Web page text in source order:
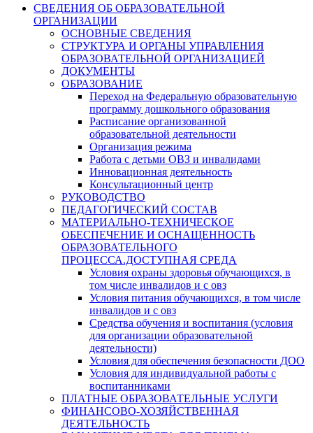
СВЕДЕНИЯ ОБ ОБРАЗОВАТЕЛЬНОЙ
ОРГАНИЗАЦИИ
ОСНОВНЫЕ СВЕДЕНИЯ
СТРУКТУРА И ОРГАНЫ УПРАВЛЕНИЯ
ОБРАЗОВАТЕЛЬНОЙ ОРГАНИЗАЦИЕЙ
ДОКУМЕНТЫ
ОБРАЗОВАНИЕ
Переход на Федеральную образовательную
программу дошкольного образования
Расписание организованной
образовательной деятельности
Организация режима
Работа с детьми ОВЗ и инвалидами
Инновационная деятельность
Консультационный центр
РУКОВОДСТВО
ПЕДАГОГИЧЕСКИЙ СОСТАВ
МАТЕРИАЛЬНО-ТЕХНИЧЕСКОЕ
ОБЕСПЕЧЕНИЕ И ОСНАЩЕННОСТЬ
ОБРАЗОВАТЕЛЬНОГО
ПРОЦЕССА.ДОСТУПНАЯ СРЕДА
Условия охраны здоровья обучающихся, в
том числе инвалидов и с овз
Условия питания обучающихся, в том числе
инвалидов и с овз
Средства обучения и воспитания (условия
для организации образовательной
деятельности)
Условия для обеспечения безопасности ДОО
Условия для индивидуальной работы с
воспитанниками
ПЛАТНЫЕ ОБРАЗОВАТЕЛЬНЫЕ УСЛУГИ
ФИНАНСОВО-ХОЗЯЙСТВЕННАЯ
ДЕЯТЕЛЬНОСТЬ